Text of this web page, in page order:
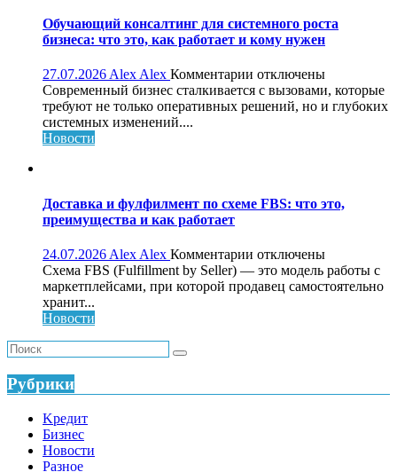
платформы
Обучающий консалтинг для системного роста
бизнеса: что это, как работает и кому нужен
27.07.2026 Alex Alex Комментарии к
записи
Обучающий
что
работает
и
кому
нужен
отключены
Современный бизнес сталкивается с вызовами, которые
требуют не только оперативных решений, но и глубоких
системных изменений....
Новости
Доставка и фулфилмент по схеме FBS: что это,
преимущества и как работает
24.07.2026 Alex Alex Комментарии к
записи
Доставка
это,
отключены
Схема FBS (Fulfillment by Seller) — это модель работы с
маркетплейсами, при которой продавец самостоятельно
хранит...
Новости
Рубрики
Kредит
Бизнес
Новости
Разное